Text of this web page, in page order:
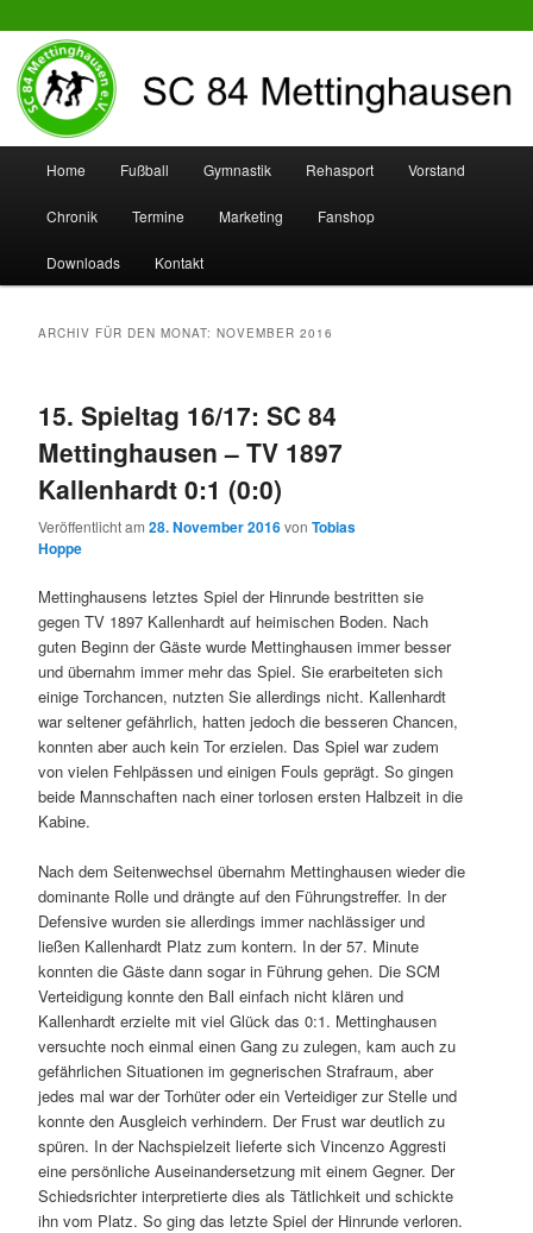
SC 84 Mettinghausen
Zum
Inhalt
wechseln
Zum
sekundären
Inhalt
wechseln
Home Fußball Gymnastik Rehasport Vorstand
Chronik Termine Marketing Fanshop
Downloads Kontakt
ARCHIV FÜR DEN MONAT:NOVEMBER 2016
15. Spieltag 16/17: SC 84
Mettinghausen – TV 1897
Kallenhardt 0:1 (0:0)
Veröffentlicht am28. November 2016vonTobias
Hoppe
Mettinghausens letztes Spiel der Hinrunde bestritten sie
gegen TV 1897 Kallenhardt auf heimischen Boden. Nach
guten Beginn der Gäste wurde Mettinghausen immer besser
und übernahm immer mehr das Spiel. Sie erarbeiteten sich
einige Torchancen, nutzten Sie allerdings nicht. Kallenhardt
war seltener gefährlich, hatten jedoch die besseren Chancen,
konnten aber auch kein Tor erzielen. Das Spiel war zudem
von vielen Fehlpässen und einigen Fouls geprägt. So gingen
beide Mannschaften nach einer torlosen ersten Halbzeit in die
Kabine.
Nach dem Seitenwechsel übernahm Mettinghausen wieder die
dominante Rolle und drängte auf den Führungstreffer. In der
Defensive wurden sie allerdings immer nachlässiger und
ließen Kallenhardt Platz zum kontern. In der 57. Minute
konnten die Gäste dann sogar in Führung gehen. Die SCM
Verteidigung konnte den Ball einfach nicht klären und
Kallenhardt erzielte mit viel Glück das 0:1. Mettinghausen
versuchte noch einmal einen Gang zu zulegen, kam auch zu
gefährlichen Situationen im gegnerischen Strafraum, aber
jedes mal war der Torhüter oder ein Verteidiger zur Stelle und
konnte den Ausgleich verhindern. Der Frust war deutlich zu
spüren. In der Nachspielzeit lieferte sich Vincenzo Aggresti
eine persönliche Auseinandersetzung mit einem Gegner. Der
Schiedsrichter interpretierte dies als Tätlichkeit und schickte
ihn vom Platz. So ging das letzte Spiel der Hinrunde verloren.